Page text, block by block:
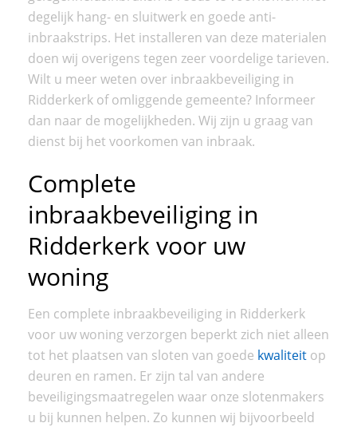
degelijk hang- en sluitwerk en goede anti-
inbraakstrips. Het installeren van deze materialen
doen wij overigens tegen zeer voordelige tarieven.
Wilt u meer weten over inbraakbeveiliging in
Ridderkerk of omliggende gemeente? Informeer
dan naar de mogelijkheden. Wij zijn u graag van
dienst bij het voorkomen van inbraak.
Complete
inbraakbeveiliging in
Ridderkerk voor uw
woning
Een complete inbraakbeveiliging in Ridderkerk
voor uw woning verzorgen beperkt zich niet alleen
tot het plaatsen van sloten van goede kwaliteit op
deuren en ramen. Er zijn tal van andere
beveiligingsmaatregelen waar onze slotenmakers
u bij kunnen helpen. Zo kunnen wij bijvoorbeeld